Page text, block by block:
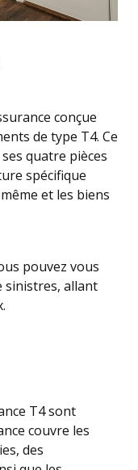
conçue
de type T4. Ce
quatre pièces
spécifique
et les biens
pouvez vous
sinistres, allant
T4 sont
couvre les
des